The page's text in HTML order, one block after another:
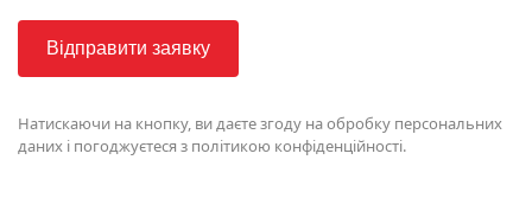
Відправити заявку
Натискаючи на кнопку, ви даєте згоду наобробку персональних
даних і погоджуєтеся з політикою конфіденційності.